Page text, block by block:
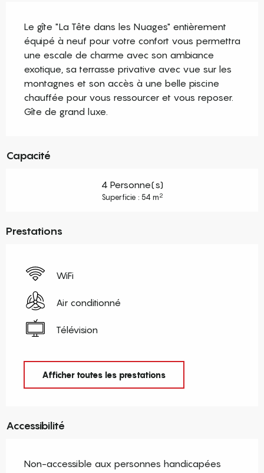
Le gîte "La Tête dans les Nuages" entièrement
équipé à neuf pour votre confort vous permettra
une escale de charme avec son ambiance
exotique, sa terrasse privative avec vue sur les
montagnes et son accès à une belle piscine
chauffée pour vous ressourcer et vous reposer.
Gîte de grand luxe.
Capacité
4 Personne(s)
Superficie : 54 m2
Prestations
WiFi
Air conditionné
Télévision
Afficher toutes les prestations
Accessibilité
Non-accessible aux personnes handicapées